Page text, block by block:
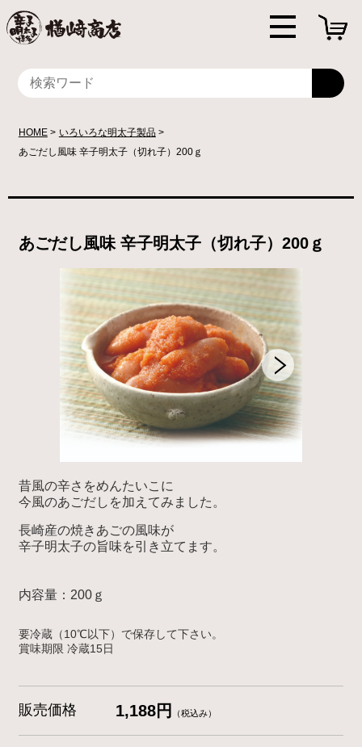
HOME
いろいろな明太子製品
あごだし風味 辛子明太子（切れ子）200ｇ
あごだし風味 辛子明太子（切れ子）200ｇ
昔風の辛さをめんたいこに
今風のあごだしを加えてみました。
長崎産の焼きあごの風味が
辛子明太子の旨味を引き立てます。
内容量：200ｇ
要冷蔵（10℃以下）で保存して下さい。
賞味期限 冷蔵15日
販売価格 1,188円 （税込み）